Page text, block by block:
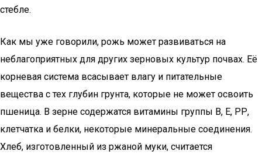
стебле.
Как мы уже говорили, рожь может развиваться на
неблагоприятных для других зерновых культур почвах. Её
корневая система всасывает влагу и питательные
вещества с тех глубин грунта, которые не может освоить
пшеница. В зерне содержатся витамины группы В, Е, РР,
клетчатка и белки, некоторые минеральные соединения.
Хлеб, изготовленный из ржаной муки, считается